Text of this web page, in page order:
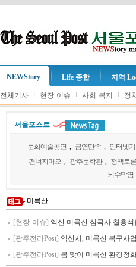
NEWStory Life 종합 지역
전체기사 l 현장·이슈 l 사회·복지 l 정
서울포스트
문화예술공연 금연단속 인터넷
건너지마오
광주문학관 정책토론
뇌수막염
미륵산
[현장·이슈] 익산 미륵산 심곡사 칠층
[광주전라Post] 익산시, 미륵산 복구사
[광주전라Post] 봄 맞이 미륵산 환경정